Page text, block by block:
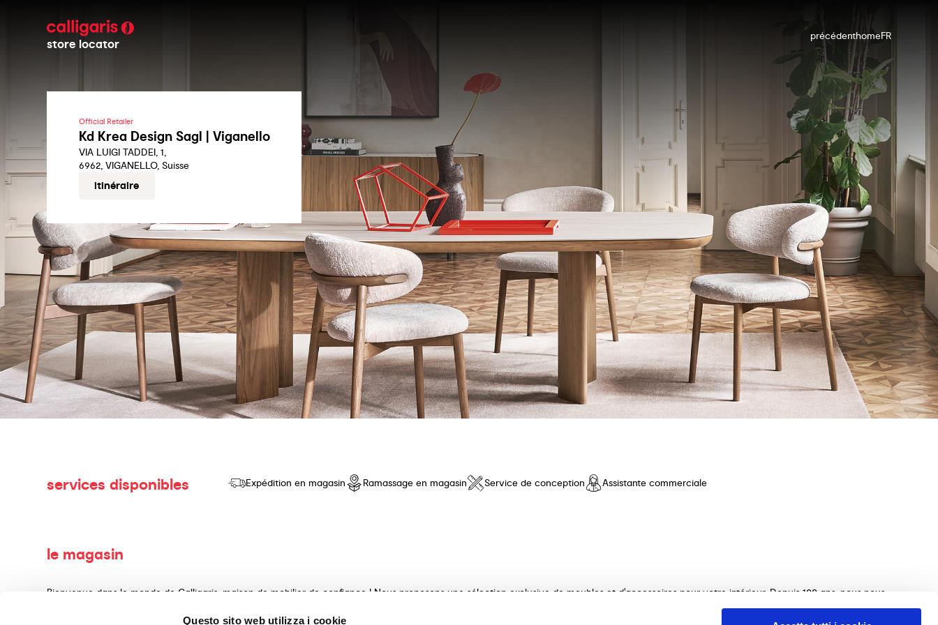
Questo sito web utilizza i cookie
store locator
précédenthomeFR
Official Retailer
Kd Krea Design Sagl | Viganello
VIA LUIGI TADDEI, 1,
6962, VIGANELLO, Suisse
itinéraire
services disponibles Expédition en magasin Ramassage en magasin Service de conception Assistante commerciale
le magasin
Bienvenue dans le monde de Calligaris, maison de mobilier de confiance ! Nous proposons une sélection exclusive de meubles et d'accessoires pour votre intérieur. Depuis 100 ans, nous nous
consacrons à la production et à la vente de produits de haute qualité, au design innovant et au confort inégalé. Découvrez nos collections de tables, chaises, lits, canapés et éléments